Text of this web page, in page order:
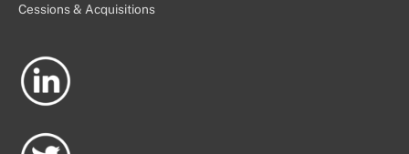
Cessions & Acquisitions